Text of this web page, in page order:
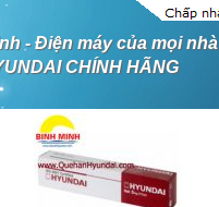
- Điện máy của mọi nhà
CHÍNH HÃNG